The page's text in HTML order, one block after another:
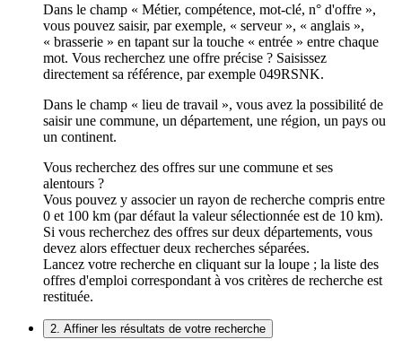
Dans le champ « Métier, compétence, mot-clé, n° d'offre »,
vous pouvez saisir, par exemple, « serveur », « anglais »,
« brasserie » en tapant sur la touche « entrée » entre chaque
mot. Vous recherchez une offre précise ? Saisissez
directement sa référence, par exemple 049RSNK.
Dans le champ « lieu de travail », vous avez la possibilité de
saisir une commune, un département, une région, un pays ou
un continent.
Vous recherchez des offres sur une commune et ses
alentours ?
Vous pouvez y associer un rayon de recherche compris entre
0 et 100 km (par défaut la valeur sélectionnée est de 10 km).
Si vous recherchez des offres sur deux départements, vous
devez alors effectuer deux recherches séparées.
Lancez votre recherche en cliquant sur la loupe ; la liste des
offres d'emploi correspondant à vos critères de recherche est
restituée.
2. Affiner les résultats de votre recherche